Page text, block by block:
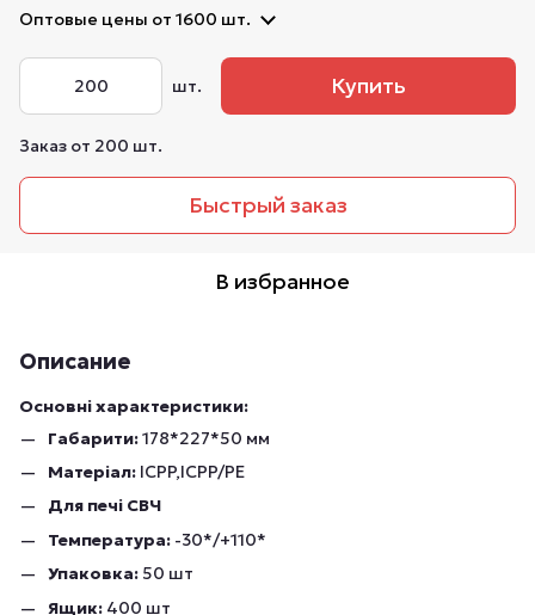
Оптовые цены от 1600 шт.
шт. Купить
Заказ от 200 шт.
Быстрый заказ
В избранное
Описание
Основні характеристики:
Габарити:178*227*50 мм
Матеріал: ICPP,ICPP/PE
Для печі СВЧ
Температура: -30*/+110*
Упаковка: 50 шт
Ящик: 400 шт